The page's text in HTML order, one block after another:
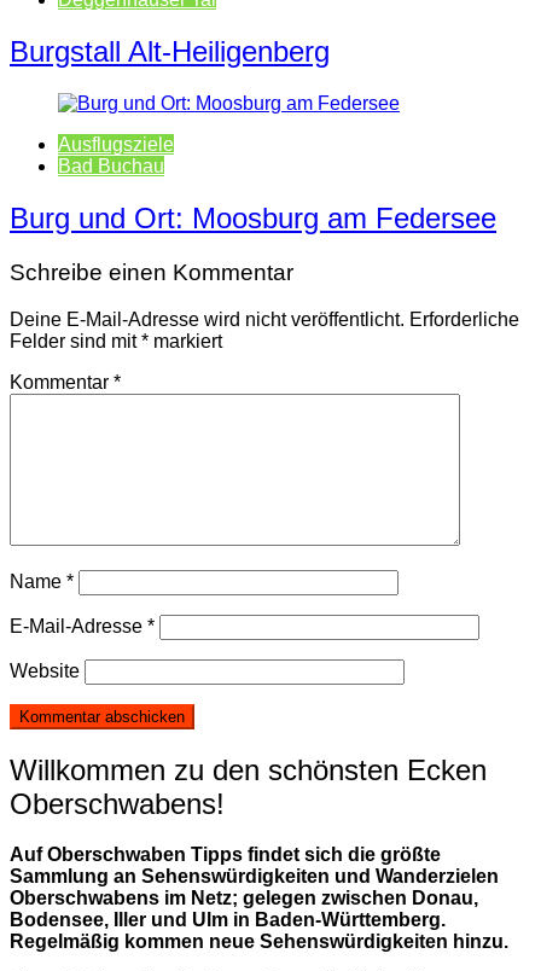
Burgstall Alt-Heiligenberg
Ausflugsziele
Bad Buchau
Burg und Ort: Moosburg am Federsee
Schreibe einen Kommentar
Deine E-Mail-Adresse wird nicht veröffentlicht. Erforderliche
Felder sind mit* markiert
Kommentar *
Name *
E-Mail-Adresse *
Website
Willkommen zu den schönsten Ecken
Oberschwabens!
Auf Oberschwaben Tipps findet sich die größte
Sammlung an Sehenswürdigkeiten und Wanderzielen
Oberschwabens im Netz; gelegen zwischen Donau,
Bodensee, Iller und Ulm in Baden-Württemberg.
Regelmäßig kommen neue Sehenswürdigkeiten hinzu.